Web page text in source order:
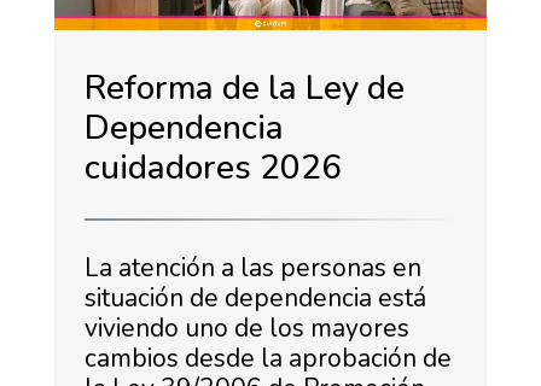
Reforma de la Ley de
Dependencia
cuidadores 2026
La atención a las personas en
situación de dependencia está
viviendo uno de los mayores
cambios desde la aprobación de